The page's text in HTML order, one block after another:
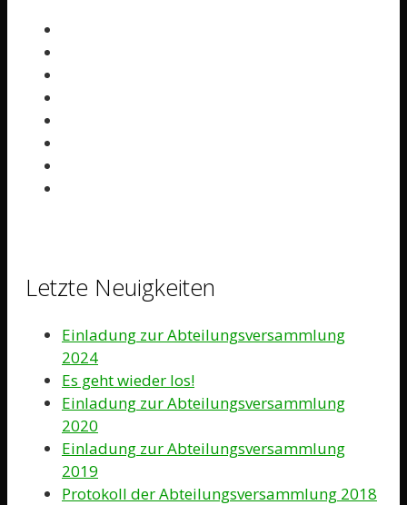
Letzte Neuigkeiten
Einladung zur Abteilungsversammlung
2024
Es geht wieder los!
Einladung zur Abteilungsversammlung
2020
Einladung zur Abteilungsversammlung
2019
Protokoll der Abteilungsversammlung 2018